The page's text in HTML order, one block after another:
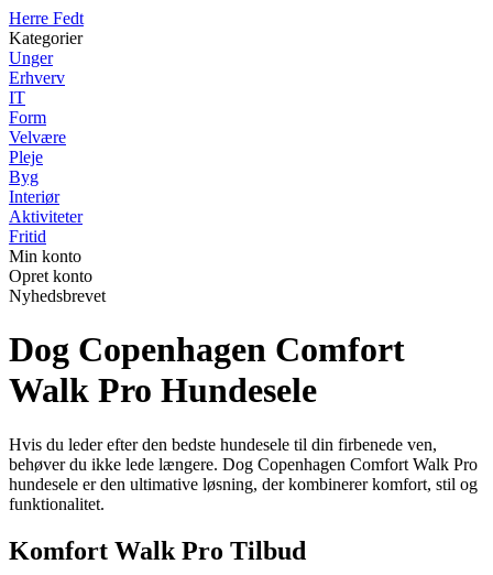
Herre Fedt
Kategorier
Unger
Erhverv
IT
Form
Velvære
Pleje
Byg
Interiør
Aktiviteter
Fritid
Min konto
Opret konto
Nyhedsbrevet
Dog Copenhagen Comfort
Walk Pro Hundesele
Hvis du leder efter den bedste hundesele til din firbenede ven,
behøver du ikke lede længere. Dog Copenhagen Comfort Walk Pro
hundesele er den ultimative løsning, der kombinerer komfort, stil og
funktionalitet.
Komfort Walk Pro Tilbud